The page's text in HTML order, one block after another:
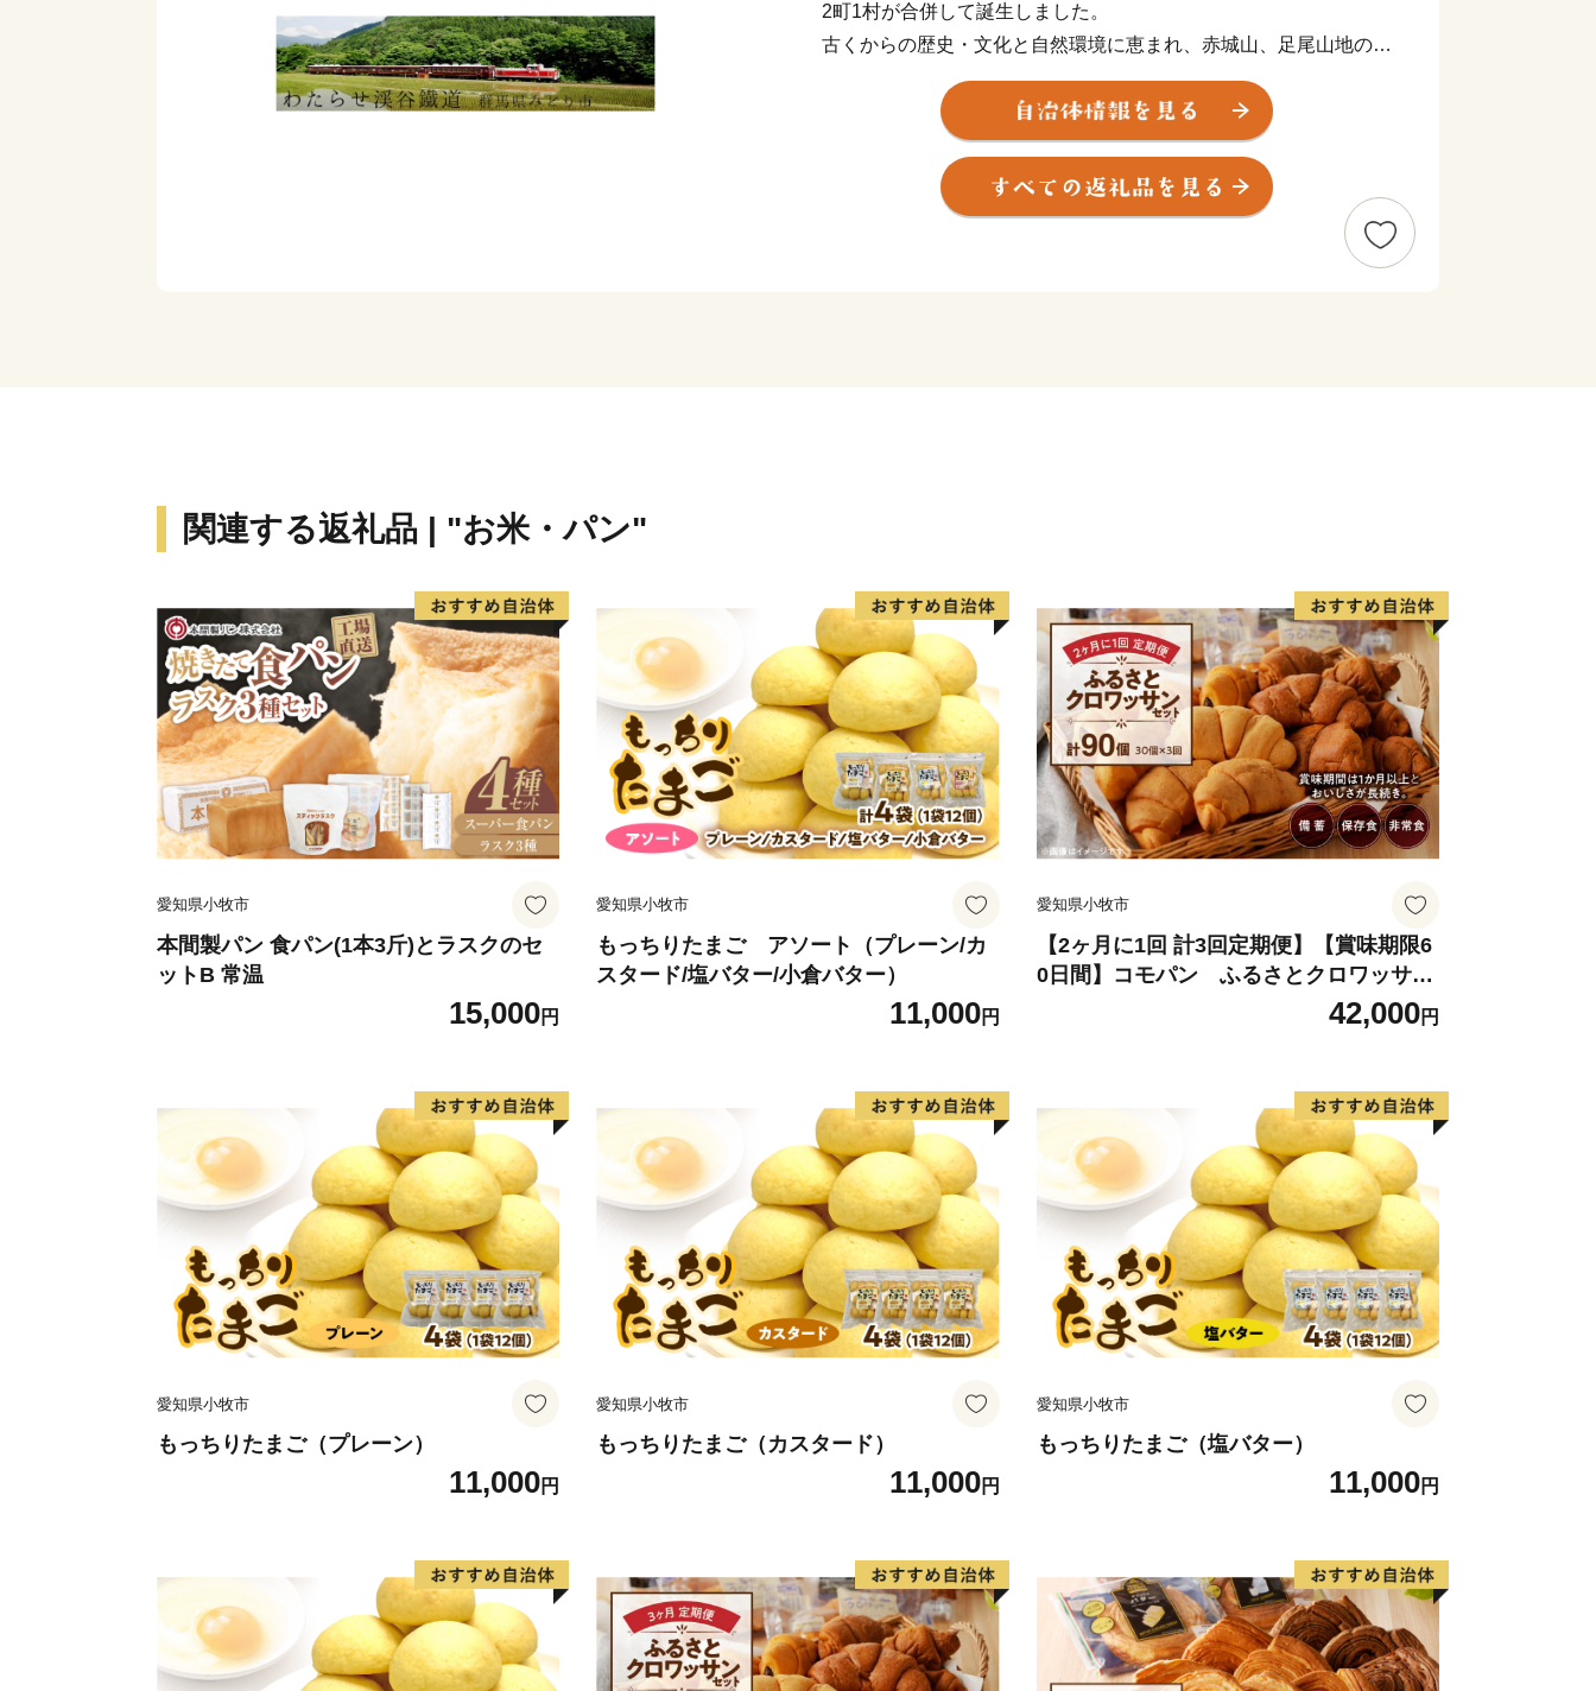
2町1村が合併して誕生しました。
古くからの歴史・文化と自然環境に恵まれ、赤城山、足尾山地の山
岳地と渡良瀬川に沿った中山間地域、そして渡良瀬川がつくり出し
た扇状地などの多様な特性をもった地域です。
みどり市では、この豊かな自然と立地条件のなかで、人びとが心豊
かに生活できるまちづくりに取り組んでおります。
また、市民の皆様はもとより、みどり市のまちづくりへの共感やふ
るさとへの思いを持つ方々にも、まちづくりに参加していただける
関連する返礼品 | "お米・パン"
愛知県小牧市
本間製パン 食パン(1本3斤)とラスクのセ
ットB 常温
15,000円
愛知県小牧市
もっちりたまご アソート（プレーン/カ
スタード/塩バター/小倉バター）
11,000円
愛知県小牧市
【2ヶ月に1回 計3回定期便】【賞味期限6
0日間】コモパン ふるさとクロワッサン
セット（計90個）／災害用備蓄 保存食 非
42,000円
愛知県小牧市
もっちりたまご（プレーン）
11,000円
愛知県小牧市
もっちりたまご（カスタード）
11,000円
愛知県小牧市
もっちりたまご（塩バター）
11,000円